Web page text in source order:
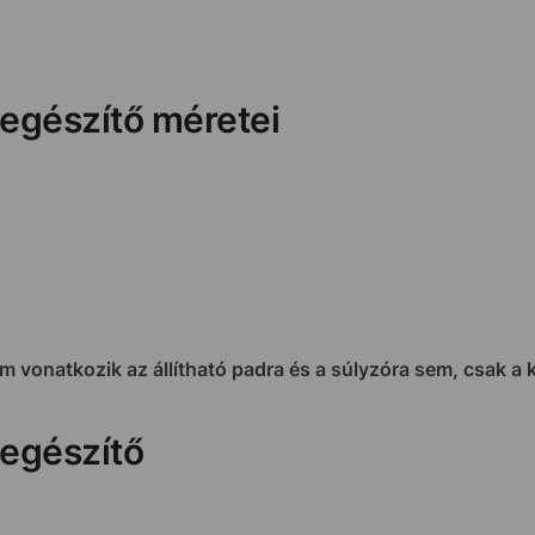
méretei
vonatkozik az állítható padra és a súlyzóra sem, csak a